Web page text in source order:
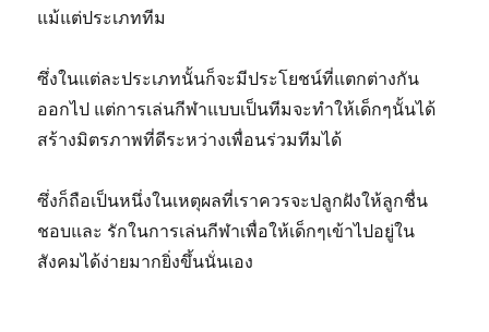
แม้แต่ประเภททีม
ซึ่งในแต่ละประเภทนั้นก็จะมีประโยชน์ที่แตกต่างกัน
ออกไป แต่การเล่นกีฬาแบบเป็นทีมจะทำให้เด็กๆนั้นได้
สร้างมิตรภาพที่ดีระหว่างเพื่อนร่วมทีมได้
ซึ่งก็ถือเป็นหนึ่งในเหตุผลที่เราควรจะปลูกฝังให้ลูกชื่น
ชอบและ รักในการเล่นกีฬาเพื่อให้เด็กๆเข้าไปอยู่ใน
สังคมได้ง่ายมากยิ่งขึ้นนั่นเอง